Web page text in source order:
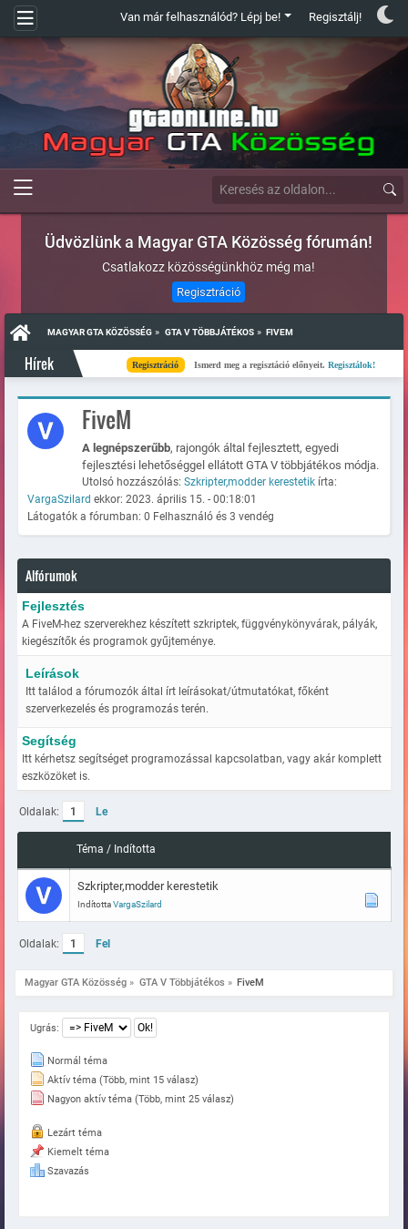
Van már felhasználód? Lépj be! Regisztálj!
Üdvözlünk a Magyar GTA Közösség fórumán!
Csatlakozz közösségünkhöz még ma!
Regisztráció
MAGYAR GTA KÖZÖSSÉG » GTA V TÖBBJÁTÉKOS » FIVEM
Hírek Regisztráció Ismerd meg a regisztáció előnyeit.Regisztálok!
FiveM
A legnépszerűbb, rajongók által fejlesztett, egyedi
fejlesztési lehetőséggel ellátott GTA V többjátékos módja.
Utolsó hozzászólás: Szkripter,modder kerestetik írta:
VargaSzilard ekkor: 2023. április 15. - 00:18:01
Látogatók a fórumban: 0 Felhasználó és 3 vendég
Alfórumok
Fejlesztés
A FiveM-hez szerverekhez készített szkriptek, függvénykönyvárak, pályák,
kiegészítők és programok gyűjteménye.
Leírások
Itt találod a fórumozók által írt leírásokat/útmutatókat, főként
szerverkezelés és programozás terén.
Segítség
Itt kérhetsz segítséget programozással kapcsolatban, vagy akár komplett
eszközöket is.
Oldalak: 1 Le
Téma / Indította
Szkripter,modder kerestetik
IndítottaVargaSzilard
Oldalak: 1 Fel
Magyar GTA Közösség » GTA V Többjátékos » FiveM
Ugrás:
Normál téma
Aktív téma (Több, mint 15 válasz)
Nagyon aktív téma (Több, mint 25 válasz)
Lezárt téma
Kiemelt téma
Szavazás